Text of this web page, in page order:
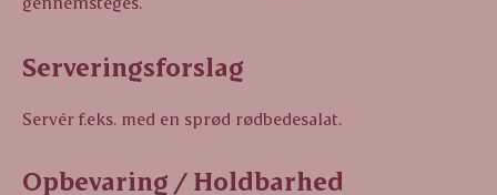
Serveringsforslag
Servér f.eks. med en sprød rødbedesalat.
Opbevaring / Holdbarhed